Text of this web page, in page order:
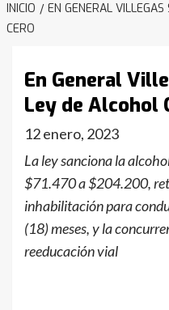
INICIO
EN GENERAL
CERO
En General
Ley de Alcohol
12 enero, 2023
La ley sanciona la
$71.470 a $204.200,
inhabilitación para
(18) meses, y la
reeducación vial